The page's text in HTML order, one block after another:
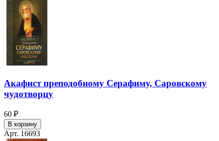
Акафист преподобному Серафиму, Саровскому
чудотворцу
60 ₽
В корзину
Арт. 16693